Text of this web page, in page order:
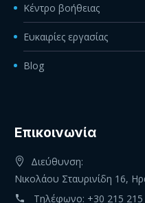
Κέντρο βοήθειας
Ευκαιρίες εργασίας
Blog
Eπικοινωνία
Διεύθυνση:
Νικολάου Σταυρινίδη 16,
Τηλέφωνο: +30 215